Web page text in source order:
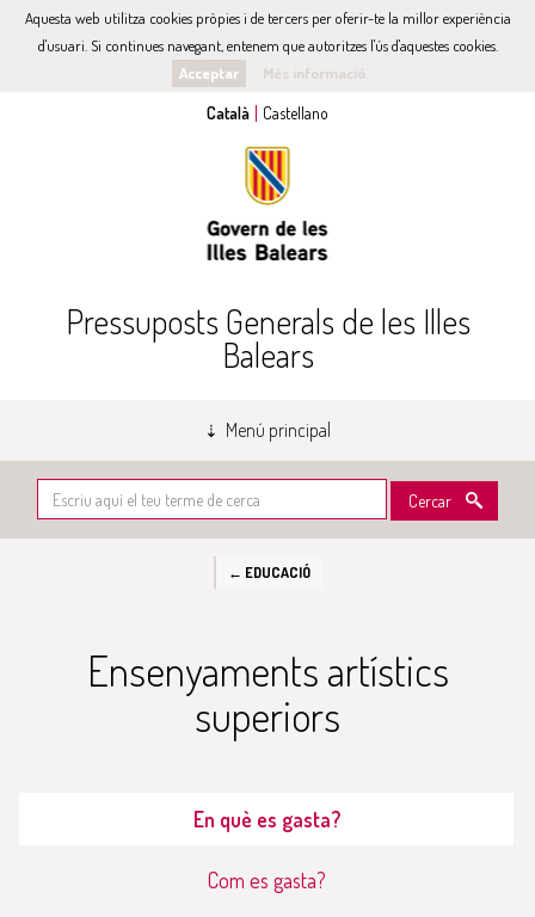
Aquesta web utilitza cookies pròpies i de tercers per oferir-te la millor experiència
d'usuari. Si continues navegant, entenem que autoritzes l'ús d'aquestes cookies.
Acceptar
Més informació
Pressuposts Generals de les Illes
Balears
Menú principal
Cercar
← EDUCACIÓ
Ensenyaments artístics
superiors
En què es gasta?
Com es gasta?